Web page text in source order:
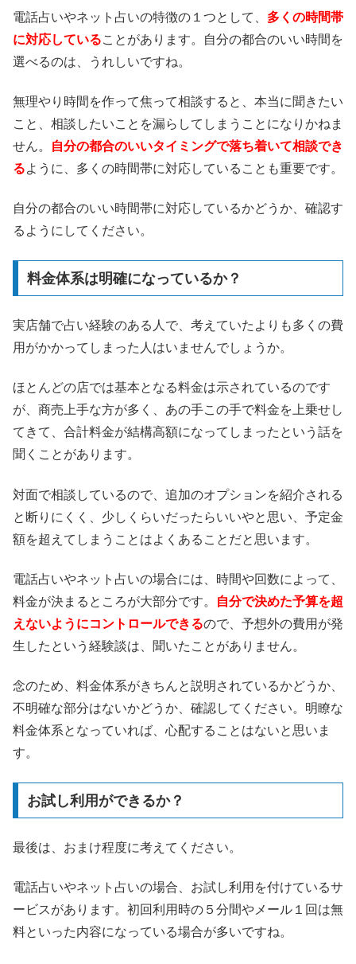
電話占いやネット占いの特徴の１つとして、 多くの時間帯
に対応していることがあります。自分の都合のいい時間を
選べるのは、うれしいですね。
無理やり時間を作って焦って相談すると、本当に聞きたい
こと、相談したいことを漏らしてしまうことになりかねま
せん。
自分の都合のいいタイミングで落ち着いて相談でき
るように、多くの時間帯に対応していることも重要です。
自分の都合のいい時間帯に対応しているかどうか、確認す
るようにしてください。
料金体系は明確になっているか？
実店舗で占い経験のある人で、考えていたよりも多くの費
用がかかってしまった人はいませんでしょうか。
ほとんどの店では基本となる料金は示されているのです
が、商売上手な方が多く、あの手この手で料金を上乗せし
てきて、合計料金が結構高額になってしまったという話を
聞くことがあります。
対面で相談しているので、追加のオプションを紹介される
と断りにくく、少しくらいだったらいいやと思い、予定金
額を超えてしまうことはよくあることだと思います。
電話占いやネット占いの場合には、時間や回数によって、
料金が決まるところが大部分です。
自分で決めた予算を超
えないようにコントロールできるので、予想外の費用が発
生したという経験談は、聞いたことがありません。
念のため、料金体系がきちんと説明されているかどうか、
不明確な部分はないかどうか、確認してください。明瞭な
料金体系となっていれば、心配することはないと思いま
す。
お試し利用ができるか？
最後は、おまけ程度に考えてください。
電話占いやネット占いの場合、お試し利用を付けているサ
ービスがあります。初回利用時の５分間やメール１回は無
料といった内容になっている場合が多いですね。